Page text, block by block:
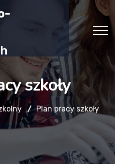
szkoły
Plan pracy szkoły